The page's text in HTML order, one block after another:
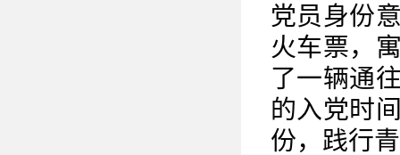
党员身份
火车票，
了一辆通
的入党时
份，践行